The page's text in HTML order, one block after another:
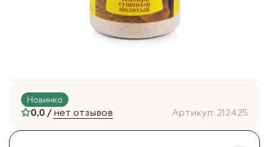
Новинка
0,0 / нет отзывов Артикул: 212425